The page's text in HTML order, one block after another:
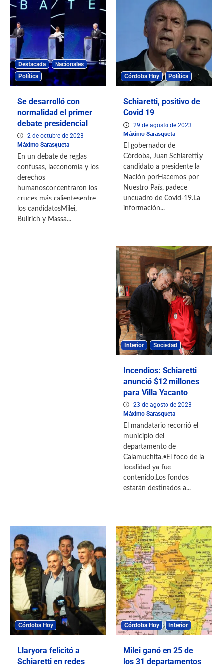
Destacada
Nacionales
Política
Se desarrolló con
normalidad el primer
debate presidencial
2 de octubre de 2023
Máximo Sarasqueta
En un debate de reglas
confusas, laeconomía y los
derechos
humanosconcentraron los
cruces más calientesentre
los candidatosMilei,
Bullrich y Massa...
Córdoba Hoy Política
Schiaretti, positivo de
Covid 19
29 de agosto de 2023
Máximo Sarasqueta
El gobernador de
Córdoba, Juan Schiaretti,y
candidato a presidente la
Nación porHacemos por
Nuestro País, padece
uncuadro de Covid-19.La
información...
Interior Sociedad
Incendios: Schiaretti
anunció $12 millones
para Villa Yacanto
23 de agosto de 2023
Máximo Sarasqueta
El mandatario recorrió el
municipio del
departamento de
Calamuchita.•El foco de la
localidad ya fue
contenido.Los fondos
estarán destinados a...
Córdoba Hoy
Llaryora felicitó a
Schiaretti en redes
Córdoba Hoy Interior
Milei ganó en 25 de
los 31 departamentos